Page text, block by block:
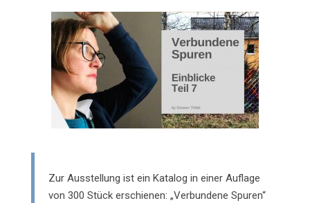
Zur Ausstellung ist ein Katalog in einer Auflage
von 300 Stück erschienen: „Verbundene Spuren“